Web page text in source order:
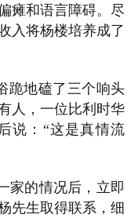
瘫和语言障碍。尽
入将杨楼培养成了
跪地磕了三个响头
人，一位比利时华
说：“这是真情流
家的情况后，立即
先生取得联系，细